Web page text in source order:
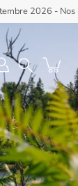
2026 - Nos
Recherche